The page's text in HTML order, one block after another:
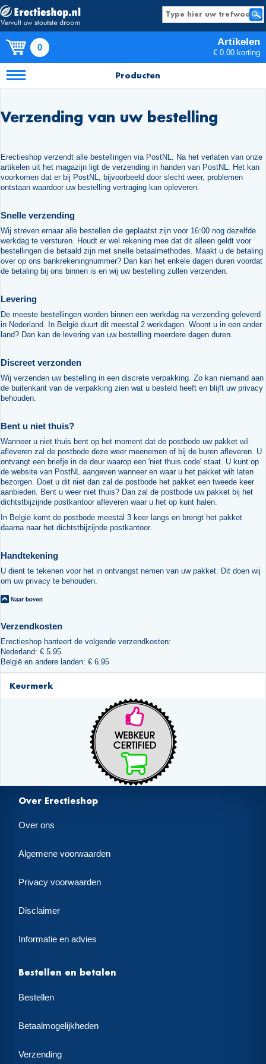
0 Artikelen
€ 0.00 korting
Producten
Verzending van uw bestelling
Erectieshop verzendt alle bestellingen via PostNL. Na het verlaten van onze
artikelen uit het magazijn ligt de verzending in handen van PostNL. Het kan
voorkomen dat er bij PostNL, bijvoorbeeld door slecht weer, problemen
ontstaan waardoor uw bestelling vertraging kan opleveren.
Snelle verzending
Wij streven ernaar alle bestellen die geplaatst zijn voor 16:00 nog dezelfde
werkdag te versturen. Houdt er wel rekening mee dat dit alleen geldt voor
bestellingen die betaald zijn met snelle betaalmethodes. Maakt u de betaling
over op ons bankrekeningnummer? Dan kan het enkele dagen duren voordat
de betaling bij ons binnen is en wij uw bestelling zullen verzenden.
Levering
De meeste bestellingen worden binnen een werkdag na verzending geleverd
in Nederland. In België duurt dit meestal 2 werkdagen. Woont u in een ander
land? Dan kan de levering van uw bestelling meerdere dagen duren.
Discreet verzonden
Wij verzenden uw bestelling in een discrete verpakking. Zo kan niemand aan
de buitenkant van de verpakking zien wat u besteld heeft en blijft uw privacy
behouden.
Bent u niet thuis?
Wanneer u niet thuis bent op het moment dat de postbode uw pakket wil
afleveren zal de postbode deze weer meenemen of bij de buren afleveren. U
ontvangt een briefje in de deur waarop een 'niet thuis code' staat. U kunt op
de website van PostNL aangeven wanneer en waar u het pakket wilt laten
bezorgen. Doet u dit niet dan zal de postbode het pakket een tweede keer
aanbieden. Bent u weer niet thuis? Dan zal de postbode uw pakket bij het
dichtstbijzijnde postkantoor afleveren waar u het op kunt halen.
In België komt de postbode meestal 3 keer langs en brengt het pakket
daarna naar het dichtstbijzijnde postkantoor.
Handtekening
U dient te tekenen voor het in ontvangst nemen van uw pakket. Dit doen wij
om uw privacy te behouden.
Verzendkosten
Erectieshop hanteert de volgende verzendkosten:
Nederland: € 5.95
België en andere landen: € 6.95
Keurmerk
Over Erectieshop
Over ons
Algemene voorwaarden
Privacy voorwaarden
Disclaimer
Informatie en advies
Bestellen en betalen
Bestellen
Betaalmogelijkheden
Verzending